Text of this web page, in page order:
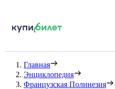
Главная
Энциклопедия
Французская Полинезия